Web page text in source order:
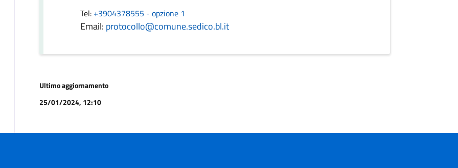
Tel: +3904378555 - opzione 1
Email: protocollo@comune.sedico.bl.it
Ultimo aggiornamento
25/01/2024, 12:10